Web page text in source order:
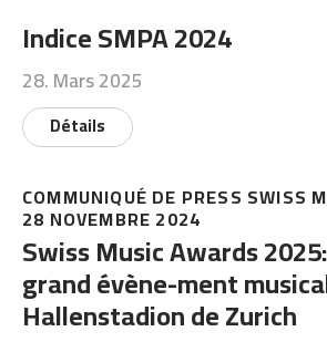
Indice SMPA 2024
28. Mars 2025
Détails
COMMUNIQUÉ DE PRESS SWISS
28 NOVEMBRE 2024
Swiss Music Awards
grand évène-ment
Hallenstadion de Zurich